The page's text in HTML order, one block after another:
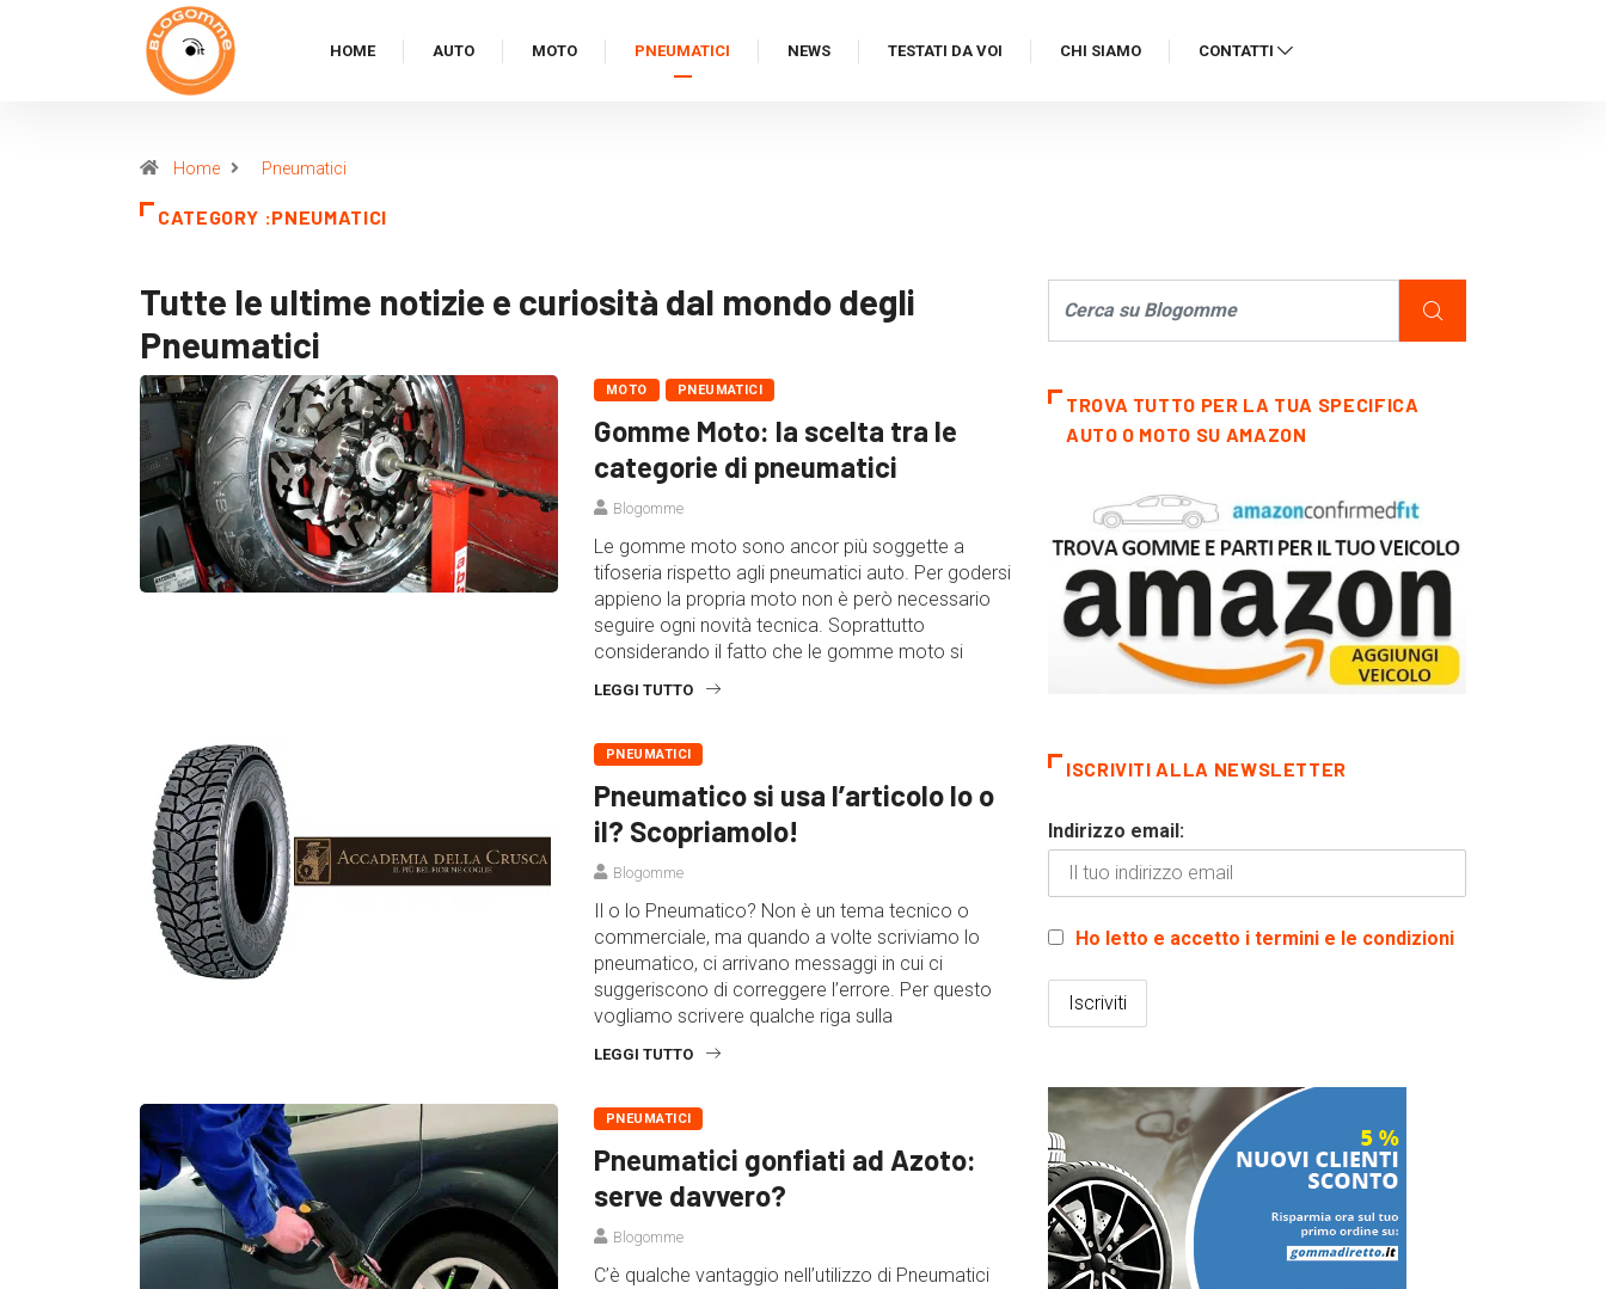
HOME AUTO MOTO PNEUMATICI NEWS TESTATI DA VOI CHI SIAMO CONTATTI
Home Pneumatici
CATEGORY :PNEUMATICI
Tutte le ultime notizie e curiosità dal mondo degli
Pneumatici
MOTO PNEUMATICI
Gomme Moto: la scelta tra le
categorie di pneumatici
Blogomme
Le gomme moto sono ancor più soggette a
tifoseria rispetto agli pneumatici auto. Per godersi
appieno la propria moto non è però necessario
seguire ogni novità tecnica. Soprattutto
considerando il fatto che le gomme moto si
LEGGI TUTTO
PNEUMATICI
Pneumatico si usa l’articolo lo o
il? Scopriamolo!
Blogomme
Il o lo Pneumatico? Non è un tema tecnico o
commerciale, ma quando a volte scriviamo lo
pneumatico, ci arrivano messaggi in cui ci
suggeriscono di correggere l’errore. Per questo
vogliamo scrivere qualche riga sulla
LEGGI TUTTO
PNEUMATICI
Pneumatici gonfiati ad Azoto:
serve davvero?
Blogomme
C’è qualche vantaggio nell’utilizzo di Pneumatici
TROVA TUTTO PER LA TUA SPECIFICA
AUTO O MOTO SU AMAZON
ISCRIVITI ALLA NEWSLETTER
Indirizzo email:
Ho letto e accetto i termini e le condizioni